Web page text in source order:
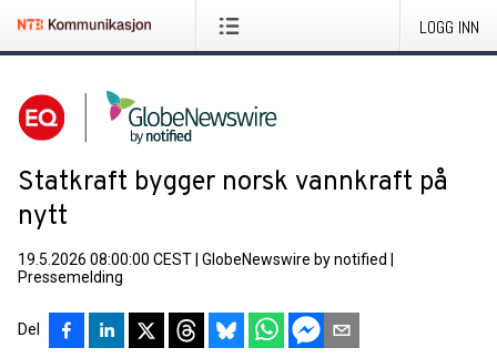
LOGG INN
Statkraft bygger norsk vannkraft på
nytt
19.5.2026 08:00:00 CEST GlobeNewswire by notified
Pressemelding
Del